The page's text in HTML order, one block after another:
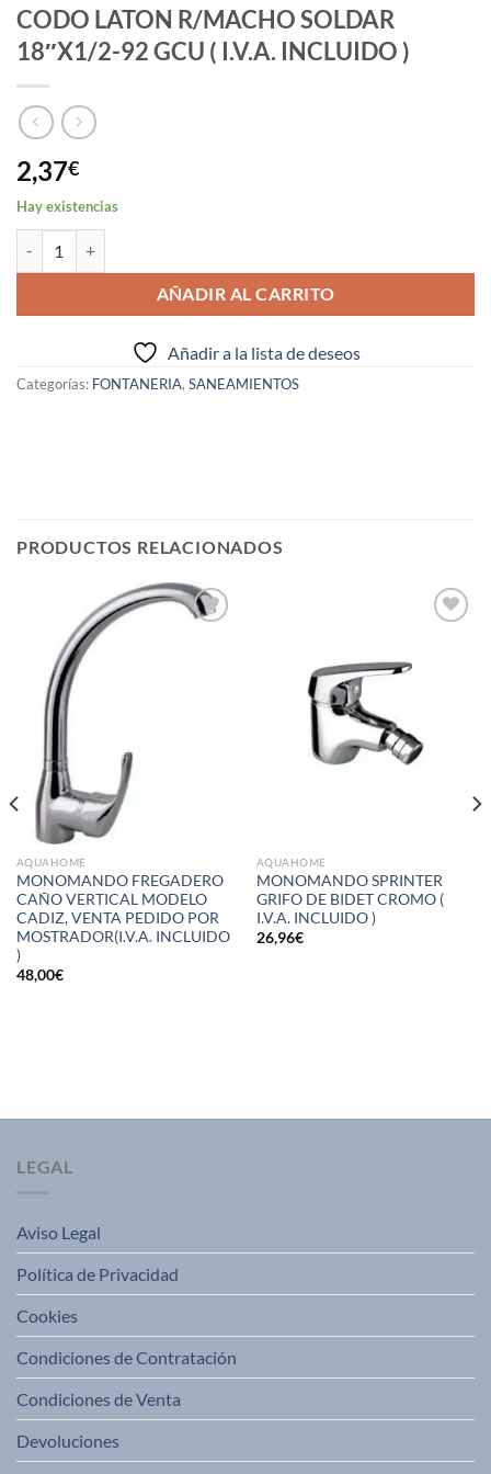
CODO LATON R/MACHO SOLDAR
18″X1/2-92 GCU ( I.V.A. INCLUIDO )
2,37€
Hay existencias
AÑADIR AL CARRITO
Añadir a la lista de deseos
Categorías: FONTANERIA, SANEAMIENTOS
PRODUCTOS RELACIONADOS
AQUAHOME
MONOMANDO FREGADERO
CAÑO VERTICAL MODELO
CADIZ, VENTA PEDIDO POR
MOSTRADOR(I.V.A. INCLUIDO
)
48,00€
AQUAHOME
MONOMANDO SPRINTER
GRIFO DE BIDET CROMO (
I.V.A. INCLUIDO )
26,96€
LEGAL
Aviso Legal
Política de Privacidad
Cookies
Condiciones de Contratación
Condiciones de Venta
Devoluciones